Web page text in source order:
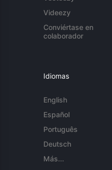
Videezy
Conviértase en
colaborador
Idiomas
English
Español
Português
Deutsch
Más...